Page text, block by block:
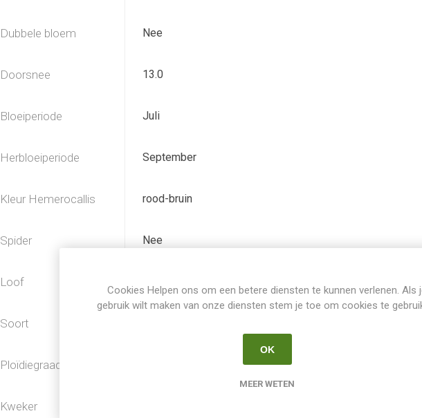
Dubbele bloem Nee
Doorsnee 13.0
Bloeiperiode Juli
Herbloeiperiode September
Kleur Hemerocallis rood-bruin
Spider Nee
Loof
Soort
Ploïdiegraad
Kweker
Cookies Helpen ons om een betere diensten te kunnen verlenen. Als
gebruik wilt maken van onze diensten stem je toe om cookies te
OK
MEER WETEN